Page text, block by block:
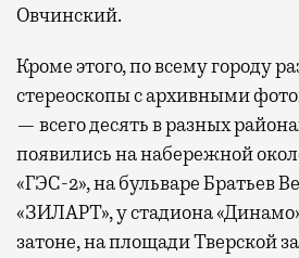
Овчинский.
Кроме этого, по всему городу
стереоскопы с архивными
— всего десять в разных
появились на набережной
«ГЭС-2», на бульваре Братьев
«ЗИЛАРТ», у стадиона
затоне, на площади Тверской